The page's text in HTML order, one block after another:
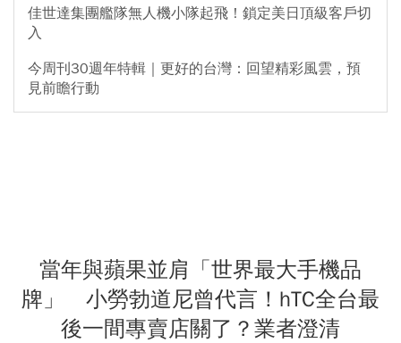
佳世達集團艦隊無人機小隊起飛！鎖定美日頂級客戶切
入
今周刊30週年特輯｜更好的台灣：回望精彩風雲，預
見前瞻行動
當年與蘋果並肩「世界最大手機品
牌」 小勞勃道尼曾代言！hTC全台最
後一間專賣店關了？業者澄清